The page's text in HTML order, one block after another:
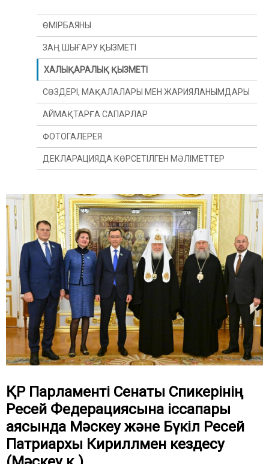
ҚР Парламенті Сенаты Спикерінің
Ресей Федерациясына іссапары
аясында Мәскеу және Бүкіл Ресей
Патриархы Кириллмен кездесу
ӨМІРБАЯНЫ
ЗАҢ ШЫҒАРУ ҚЫЗМЕТІ
ХАЛЫҚАРАЛЫҚ ҚЫЗМЕТІ
СӨЗДЕРІ, МАҚАЛАЛАРЫ МЕН ЖАРИЯЛАНЫМДАРЫ
АЙМАҚТАРҒА САПАРЛАР
ФОТОГАЛЕРЕЯ
ДЕКЛАРАЦИЯДА КӨРСЕТІЛГЕН МӘЛІМЕТТЕР